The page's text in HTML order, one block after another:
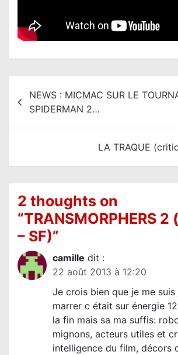
d
NEWS : MICMAC SUR LE
SPIDERMAN 2…
LA TRAQUE
2 thoughts on
“TRANSMORPHERS
– SF)”
camille dit :
22 août 2013 à 12:20
Je crois bien que je me
marrer c était sur énergie
la fin mais sa ma suffis:
mignons, acteurs utiles et
intelligence du film, décors